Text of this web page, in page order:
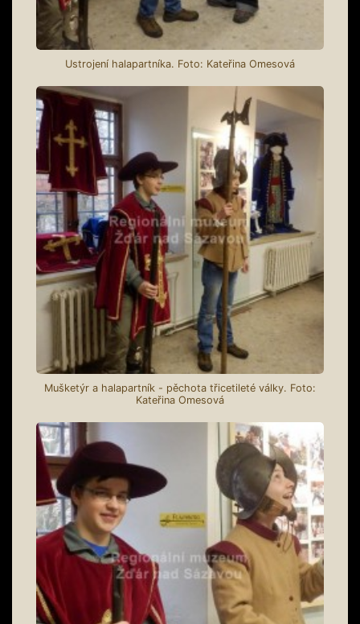
Ustrojení halapartníka. Foto: Kateřina Omesová
Mušketýr a halapartník - pěchota třicetileté války. Foto:
Kateřina Omesová